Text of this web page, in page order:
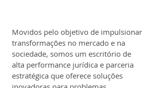
Movidos pelo objetivo de impulsionar
transformações no mercado e na
sociedade, somos um escritório de
alta performance jurídica e parceria
estratégica que oferece soluções